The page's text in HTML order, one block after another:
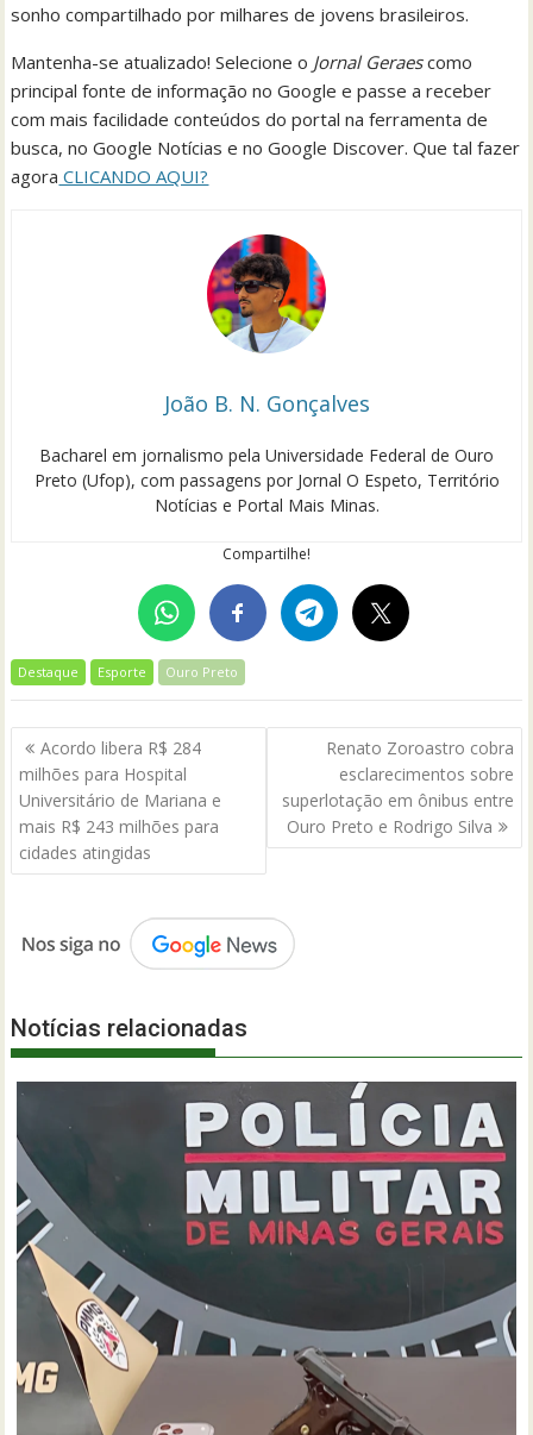
sonho compartilhado por milhares de jovens brasileiros.
Mantenha-se atualizado! Selecione o Jornal Geraescomo
principal fonte de informação no Google e passe a receber
com mais facilidade conteúdos do portal na ferramenta de
busca, no Google Notícias e no Google Discover. Que tal fazer
agora CLICANDO AQUI?
João B. N. Gonçalves
Bacharel em jornalismo pela Universidade Federal de Ouro
Preto (Ufop), com passagens por Jornal O Espeto, Território
Notícias e Portal Mais Minas.
Compartilhe!
Destaque Esporte Ouro Preto
Navegação
de
Post
Acordo libera R$ 284
milhões para Hospital
Universitário de Mariana e
mais R$ 243 milhões para
cidades atingidas
Renato Zoroastro cobra
esclarecimentos sobre
superlotação em ônibus entre
Ouro Preto e Rodrigo Silva
Notícias relacionadas